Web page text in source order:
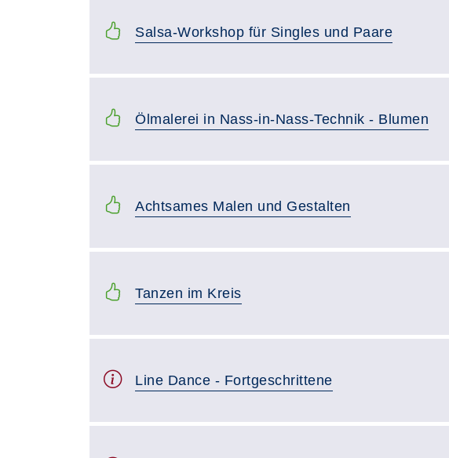
Salsa-Workshop für Singles und Paare
Ölmalerei in Nass-in-Nass-Technik - Blumen
Achtsames Malen und Gestalten
Tanzen im Kreis
Line Dance - Fortgeschrittene